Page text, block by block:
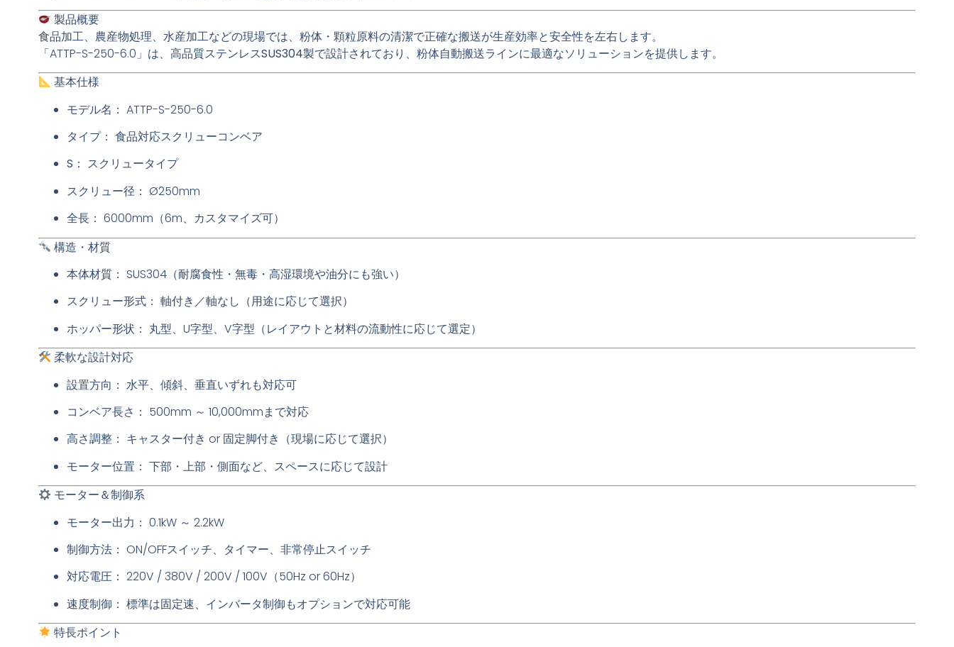
製品概要
食品加工、農産物処理、水産加工などの現場では、 粉体・顆粒原料の清潔で正確な搬送が生産効率と安全性を左右します。
「ATTP-S-250-6.0」は、 高品質ステンレスSUS304製で設計されており、 粉体自動搬送ラインに最適なソリューションを提供します。
基本仕様
モデル名： ATTP-S-250-6.0
タイプ： 食品対応スクリューコンベア
S： スクリュータイプ
スクリュー径： Ø250mm
全長： 6000mm（6m、カスタマイズ可）
構造・材質
本体材質： SUS304（耐腐食性・無毒・高湿環境や油分にも強い）
スクリュー形式： 軸付き／軸なし（用途に応じて選択）
ホッパー形状： 丸型、U字型、V字型（レイアウトと材料の流動性に応じて選定）
柔軟な設計対応
設置方向： 水平、傾斜、垂直いずれも対応可
コンベア長さ： 500mm ～ 10,000mmまで対応
高さ調整： キャスター付き or 固定脚付き（現場に応じて選択）
モーター位置： 下部・上部・側面など、スペースに応じて設計
モーター＆制御系
モーター出力： 0.1kW ～ 2.2kW
制御方法： ON/OFFスイッチ、タイマー、非常停止スイッチ
対応電圧： 220V / 380V / 200V / 100V（50Hz or 60Hz）
速度制御： 標準は固定速、インバータ制御もオプションで対応可能
特長ポイント